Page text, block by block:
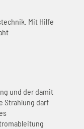
Mit Hilfe
und der damit
Strahlung darf